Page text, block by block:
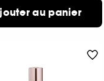
au panier